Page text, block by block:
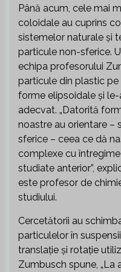
Până acum, cele mai
coloidale au cuprins
sistemelor naturale și
particule non-sferice.
echipa profesorului
particule din plastic
forme elipsoidale și
adecvat. „Datorită
noastre au orientare –
sferice – ceea ce dă
complexe cu
studiate anterior”,
este profesor de
studiului.
Cercetătorii au
particulelor în
translație și rotație
Zumbusch spune, „La